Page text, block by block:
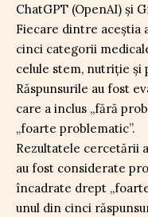
ChatGPT (OpenAI) și
Fiecare dintre
cinci categorii
celule stem, nutriție
Răspunsurile au fost
care a inclus „fără
„foarte problematic”.
Rezultatele cercetării
au fost considerate
încadrate drept
unul din cinci